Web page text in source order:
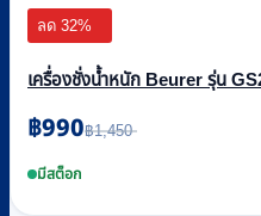
ลด 32%
เครื่องชั่งน้ำหนัก Beurer รุ่น
฿1,450
Original
price
was:
฿1,450.
฿990
Current
price
is:
฿990.
มีสต็อก